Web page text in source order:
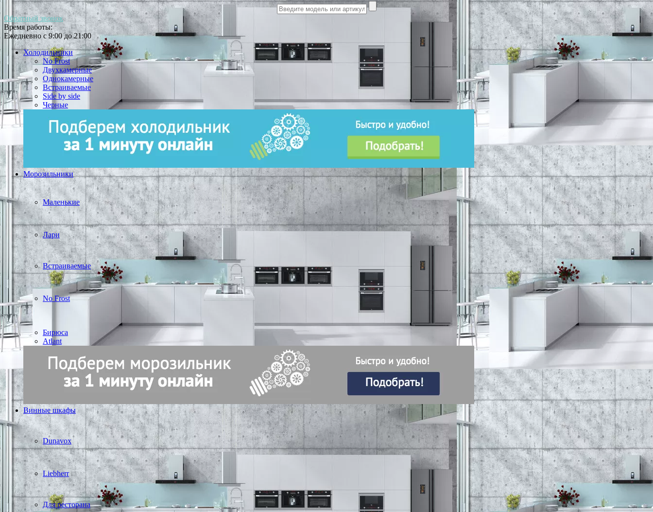
Обратный звонок
Время работы:
Ежедневно с 9:00 до 21:00
Холодильники
No Frost
Двухкамерные
Однокамерные
Встраиваемые
Side by side
Черные
Морозильники
Маленькие
Лари
Встраиваемые
No Frost
Бирюса
Atlant
Винные шкафы
Dunavox
Liebherr
Для ресторана